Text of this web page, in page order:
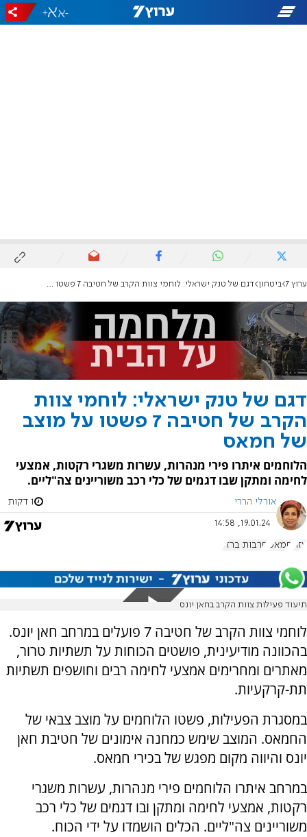
-
+
ערוץ 7 ביטחון דגם של טנק ישראלי: לוחמי צוות הקרב של חטיבה 7 פשטו על מוצב של חמאס
דגם של טנק ישראלי: לוחמי צוות
הקרב של חטיבה 7 פשטו על מוצב
של חמאס
הלוחמים איתרו פירי מנהרות, עשרות משגרי רקטות, אמצעי
לחימה ומתקן שבו דגמים של כלי רכב משוריינים צה"ליים.
אורלי הררי 1 דקות
19.01.24, 14:58
עזה חמאס חרבות ברזל
תיעוד פעילות צוות הקרב בחאן יונס
לוחמי צוות הקרב של חטיבה 7 פועלים במרחב חאן יונס.
בהכוונה מודיעינית, פושטים הכוחות על תשתיות טרור,
מאתרים ומחרימים אמצעי לחימה רבים וחושפים תשתיות
תת-קרקעיות.
במסגרת הפעילות, פשטו הלוחמים על מוצב צבאי של
החמאס. המוצב שימש כמחנה אימונים של חטיבת חאן
יונס והיווה מקום מפגש של בכירי חמאס.
במרחב איתרו הלוחמים פירי מנהרות, עשרות משגרי
רקטות, אמצעי לחימה ומתקן ובו דגמים של כלי רכב
משוריינים צה"ליים. הכלים הושמדו על ידי הכוח.